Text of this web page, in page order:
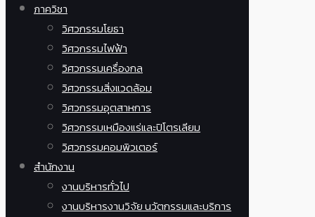
ภาควิชา
วิศวกรรมโยธา
วิศวกรรมไฟฟ้า
วิศวกรรมเครื่องกล
วิศวกรรมสิ่งแวดล้อม
วิศวกรรมอุตสาหการ
วิศวกรรมเหมืองแร่และปิโตรเลียม
วิศวกรรมคอมพิวเตอร์
สำนักงาน
งานบริหารทั่วไป
งานบริหารงานวิจัย นวัตกรรมและบริการ